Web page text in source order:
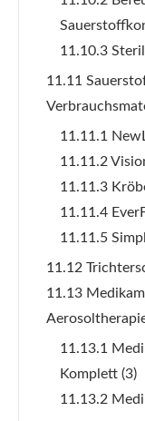
11.10.3
11.11
11.11.1
11.11.2
11.11.3
11.11.4
11.11.5
11.12
11.13
11.13.1
Komplett (3)
11.13.2